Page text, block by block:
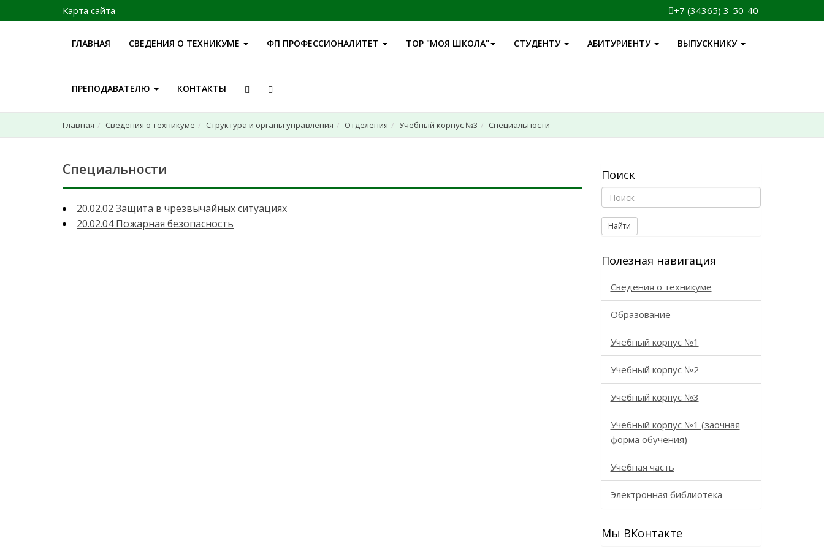
Карта сайта +7 (34365) 3-50-40
ГЛАВНАЯ СВЕДЕНИЯ О ТЕХНИКУМЕ ФП ПРОФЕССИОНАЛИТЕТ ТОР "МОЯ ШКОЛА" СТУДЕНТУ АБИТУРИЕНТУ ВЫПУСКНИКУ
ПРЕПОДАВАТЕЛЮ КОНТАКТЫ
Главная Сведения о техникуме Структура и органы управления Отделения Учебный корпус №3 Специальности
Специальности
20.02.02 Защита в чрезвычайных ситуациях
20.02.04 Пожарная безопасность
Поиск
Найти
Полезная навигация
Сведения о техникуме
Образование
Учебный корпус №1
Учебный корпус №2
Учебный корпус №3
Учебный корпус №1 (заочная
форма обучения)
Учебная часть
Электронная библиотека
Мы ВКонтакте